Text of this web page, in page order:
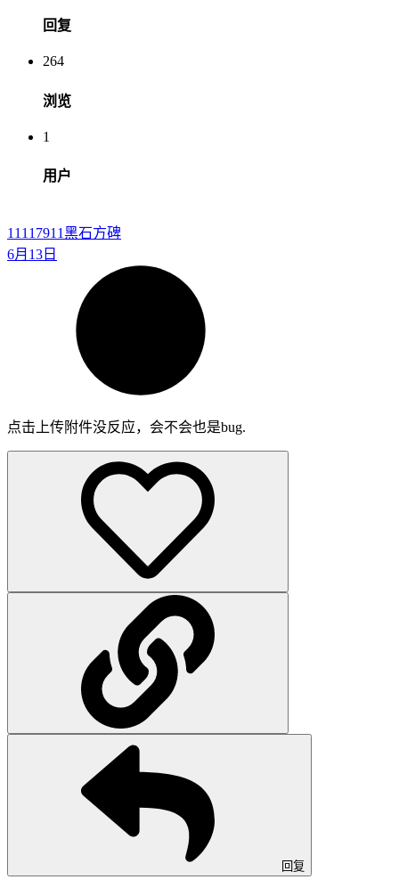
回复
264
浏览
1
用户
11117911黑石方碑
6月13日
点击上传附件没反应，会不会也是bug.
回复